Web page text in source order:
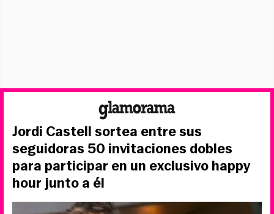
Jordi Castell sortea entre sus
seguidoras 50 invitaciones dobles
para participar en un exclusivo happy
hour junto a él